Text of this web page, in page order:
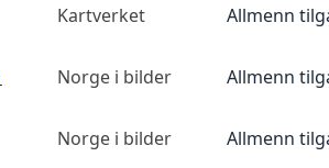
Kartverket Allmenn
Norge i bilder Allmenn
Norge i bilder Allmenn